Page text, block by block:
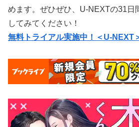
めます。ぜひぜひ、U-NEXTの31日
してみてください！
無料トライアル実施中！＜U-NEXT